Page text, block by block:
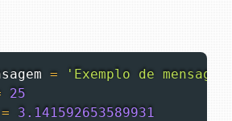
=
'Exemplo de
25
= 3.141592653589931